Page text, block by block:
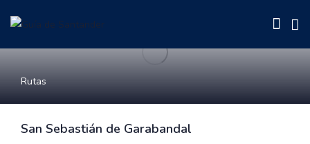
Rutas
San Sebastián de Garabandal